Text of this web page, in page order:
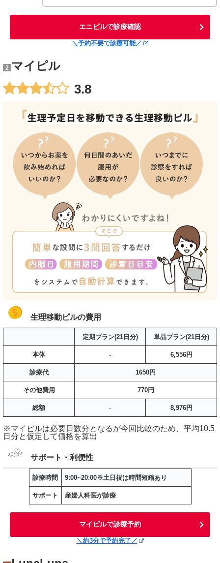
エニピルで診療確認
＼予約不要で診療可能／
2 マイピル
3.8
生理移動ピルの費用
定期プラン(21日分) 単品プラン(21日分)
本体 - 6,556円
診療代 1650円
その他費用 770円
総額 - 8,976円
※マイピルは必要日数分となるが今回比較のため、平均10.5
日分と仮定して価格を算出
サポート・利便性
診療時間 9:00~20:00※土日祝は時間短縮あり
サポート 産婦人科医が診療
マイピルで診療予約
＼約3分で予約完了／